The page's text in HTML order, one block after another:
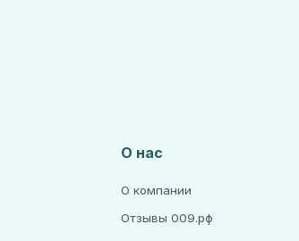
О нас
О компании
Отзывы 009.рф